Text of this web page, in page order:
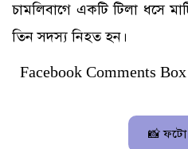
চামলিবাগে একটি টিলা ধসে
তিন সদস্য নিহত হন।
Facebook Comments Box
📸 ফটো